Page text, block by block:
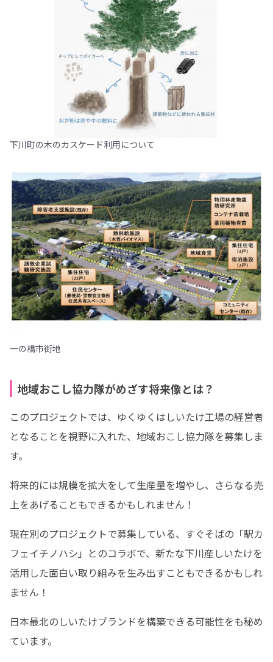
下川町の木のカスケード利用について
一の橋市街地
地域おこし協力隊がめざす将来像とは？
このプロジェクトでは、ゆくゆくはしいたけ工場の経営者
となることを視野に入れた、地域おこし協力隊を募集しま
す。
将来的には規模を拡大をして生産量を増やし、さらなる売
上をあげることもできるかもしれません！
現在別のプロジェクトで募集している、すぐそばの「駅カ
フェイチノハシ」とのコラボで、新たな下川産しいたけを
活用した面白い取り組みを生み出すこともできるかもしれ
ません！
日本最北のしいたけブランドを構築できる可能性をも秘め
ています。